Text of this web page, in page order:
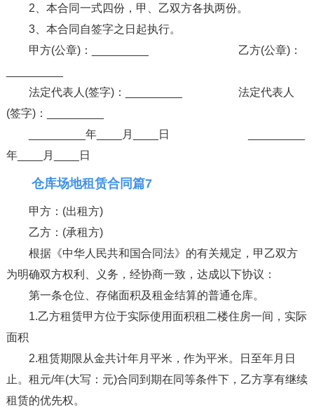
2、本合同一式四份，甲、乙双方各执两份。
3、本合同自签字之日起执行。
甲方(公章)：_________ 乙方(公章)：
法定代表人(签字)：_________ 法定代表人
(签字)：_________
_________年____月____日 _________
年____月____日
仓库场地租赁合同篇7
甲方：(出租方)
乙方：(承租方)
根据《中华人民共和国合同法》的有关规定，甲乙双方
为明确双方权利、义务，经协商一致，达成以下协议：
第一条仓位、存储面积及租金结算的普通仓库。
1.乙方租赁甲方位于实际使用面积租二楼住房一间，实际
面积
2.租赁期限从金共计年月平米，作为平米。日至年月日
止。租元/年(大写：元)合同到期在同等条件下，乙方享有继续
租赁的优先权。